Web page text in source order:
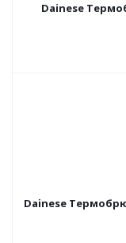
Dainese
Dainese